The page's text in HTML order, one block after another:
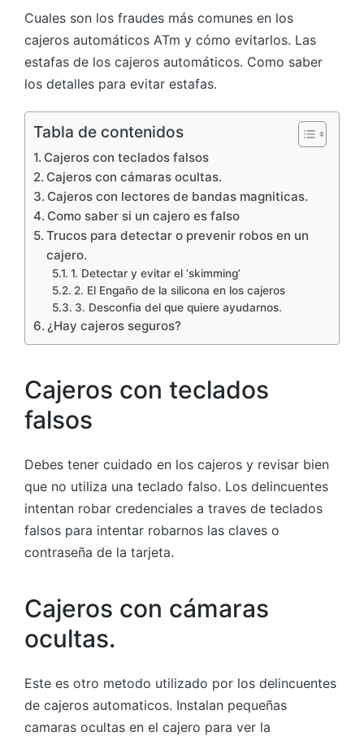
Cuales son los fraudes más comunes en los
cajeros automáticos ATm y cómo evitarlos. Las
estafas de los cajeros automáticos. Como saber
los detalles para evitar estafas.
Tabla de contenidos
Cajeros con teclados falsos
Cajeros con cámaras ocultas.
Cajeros con lectores de bandas magniticas.
Como saber si un cajero es falso
Trucos para detectar o prevenir robos en un
cajero.
1. Detectar y evitar el ‘skimming’
2. El Engaño de la silicona en los cajeros
3. Desconfia del que quiere ayudarnos.
¿Hay cajeros seguros?
Cajeros con teclados
falsos
Debes tener cuidado en los cajeros y revisar bien
que no utiliza una teclado falso. Los delincuentes
intentan robar credenciales a traves de teclados
falsos para intentar robarnos las claves o
contraseña de la tarjeta.
Cajeros con cámaras
ocultas.
Este es otro metodo utilizado por los delincuentes
de cajeros automaticos. Instalan pequeñas
camaras ocultas en el cajero para ver la